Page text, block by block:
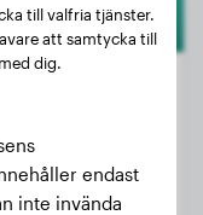
4 år
till valfria tjänster.
att samtycka till
dig.
endast
inte invända